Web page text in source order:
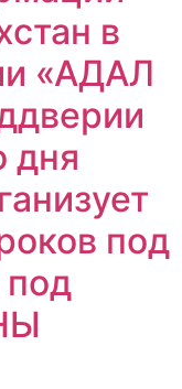
в
«АДАЛ
дня
под